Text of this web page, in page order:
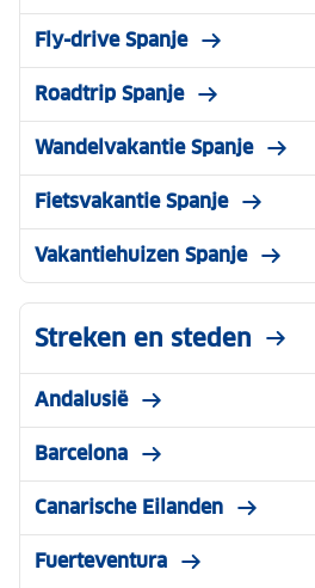
Fly-drive Spanje
Roadtrip Spanje
Wandelvakantie Spanje
Fietsvakantie Spanje
Vakantiehuizen Spanje
Streken en steden
Andalusië
Barcelona
Canarische Eilanden
Fuerteventura